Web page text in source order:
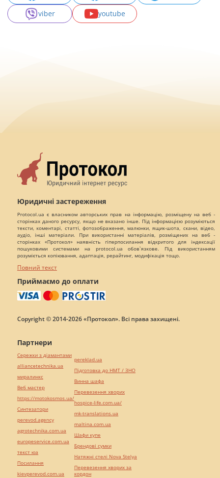
viber
youtube
Юридичні застереження
Protocol.ua є власником авторських прав на інформацію, розміщену на веб -
сторінках даного ресурсу, якщо не вказано інше. Під інформацією розуміються
тексти, коментарі, статті, фотозображення, малюнки, ящик-шота, скани, відео,
аудіо, інші матеріали. При використанні матеріалів, розміщених на веб -
сторінках «Протокол» наявність гіперпосилання відкритого для індексації
пошуковими системами на protocol.ua обов`язкове. Під використанням
розуміється копіювання, адаптація, рерайтинг, модифікація тощо.
Повний текст
Приймаємо до оплати
Copyright © 2014-2026 «Протокол». Всі права захищені.
Партнери
Сережки з діамантами
alliancetechnika.ua
миралинкс
Веб мастер
https://motokosmos.ua/
Синтезатори
perevod.agency
agrotechnika.com.ua
europeservice.com.ua
текст юа
Посилання
kievperevod.com.ua
pereklad.ua
Підготовка до НМТ / ЗНО
Винна шафа
Перевезення хворих
hospice-life.com.ua/
mk-translations.ua
maltina.com.ua
Шафи купе
Брендові сумки
Натяжні стелі Nova Stelya
Перевезення хворих за
кордон